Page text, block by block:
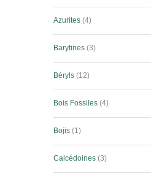
Azurites 4
Barytines 3
Béryls 12
Bois Fossiles 4
Bojis 1
Calcédoines 3